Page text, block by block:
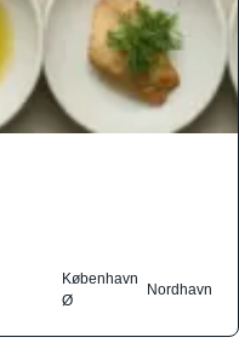
København
Ø
Nordhavn